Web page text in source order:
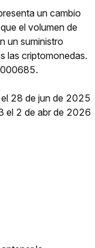
un cambio
el volumen de
un suministro
las criptomonedas.
28 de jun de 2025
2 de abr de 2026